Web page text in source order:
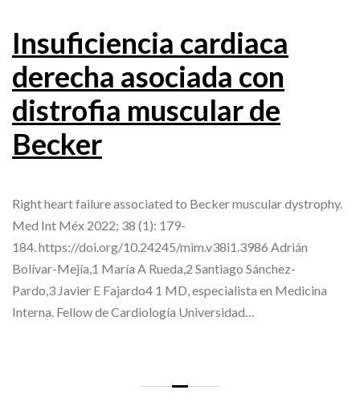
Insuficiencia cardiaca
derecha asociada con
distrofia muscular de
Becker
Right heart failure associated to Becker muscular dystrophy.
Med Int Méx 2022; 38 (1): 179-
184. https://doi.org/10.24245/mim.v38i1.3986 Adrián
Bolívar-Mejía,1 María A Rueda,2 Santiago Sánchez-
Pardo,3 Javier E Fajardo4 1 MD, especialista en Medicina
Interna. Fellow de Cardiología Universidad…